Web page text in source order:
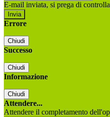
E-mail inviata, si prega di
Errore
Chiudi
Successo
Chiudi
Informazione
Chiudi
Attendere...
Attendere il completamento